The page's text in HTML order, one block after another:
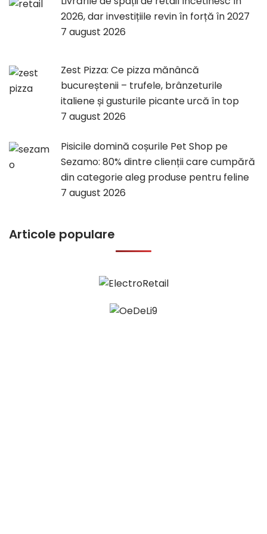
2026, dar investițiile revin în forță în 2027
7 august 2026
Zest Pizza: Ce pizza mănâncă
bucureștenii – trufele, brânzeturile
italiene și gusturile picante urcă în top
7 august 2026
Pisicile domină coșurile Pet Shop pe
Sezamo: 80% dintre clienții care cumpără
din categorie aleg produse pentru feline
7 august 2026
Articole populare